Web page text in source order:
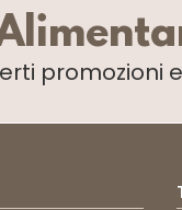
promozioni